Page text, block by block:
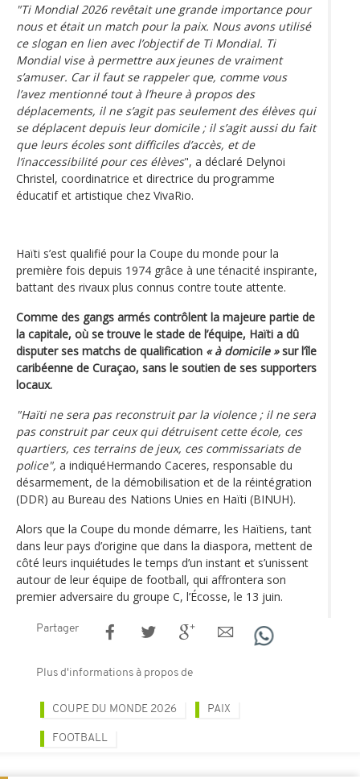
"Ti Mondial 2026 revêtait une grande importance pour
nous et était un match pour la paix. Nous avons utilisé
ce slogan en lien avec l’objectif de Ti Mondial. Ti
Mondial vise à permettre aux jeunes de vraiment
s’amuser. Car il faut se rappeler que, comme vous
l’avez mentionné tout à l’heure à propos des
déplacements, il ne s’agit pas seulement des élèves qui
se déplacent depuis leur domicile ; il s’agit aussi du fait
que leurs écoles sont difficiles d’accès, et de
l’inaccessibilité pour ces élèves", a déclaré Delynoi
Christel, coordinatrice et directrice du programme
éducatif et artistique chez VivaRio.
Haïti s’est qualifié pour la Coupe du monde pour la
première fois depuis 1974 grâce à une ténacité inspirante,
battant des rivaux plus connus contre toute attente.
Comme des gangs armés contrôlent la majeure partie de
la capitale, où se trouve le stade de l’équipe, Haïti a dû
disputer ses matchs de qualification « à domicile »sur l’île
caribéenne de Curaçao, sans le soutien de ses supporters
locaux.
"Haïti ne sera pas reconstruit par la violence ; il ne sera
pas construit par ceux qui détruisent cette école, ces
quartiers, ces terrains de jeux, ces commissariats de
police", a indiquéHermando Caceres, responsable du
désarmement, de la démobilisation et de la réintégration
(DDR) au Bureau des Nations Unies en Haïti (BINUH).
Alors que la Coupe du monde démarre, les Haïtiens, tant
dans leur pays d’origine que dans la diaspora, mettent de
côté leurs inquiétudes le temps d’un instant et s’unissent
autour de leur équipe de football, qui affrontera son
premier adversaire du groupe C, l’Écosse, le 13 juin.
Partager
Plus d'informations à propos de
COUPE DU MONDE 2026 PAIX
FOOTBALL